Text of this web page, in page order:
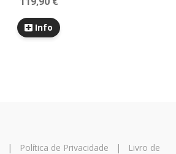
Info
| Política de Privacidade |
Livro de